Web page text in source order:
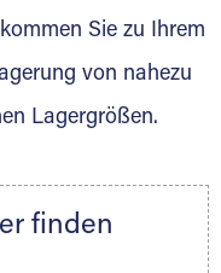
Sie zu Ihrem
von nahezu
Lagergrößen.
finden